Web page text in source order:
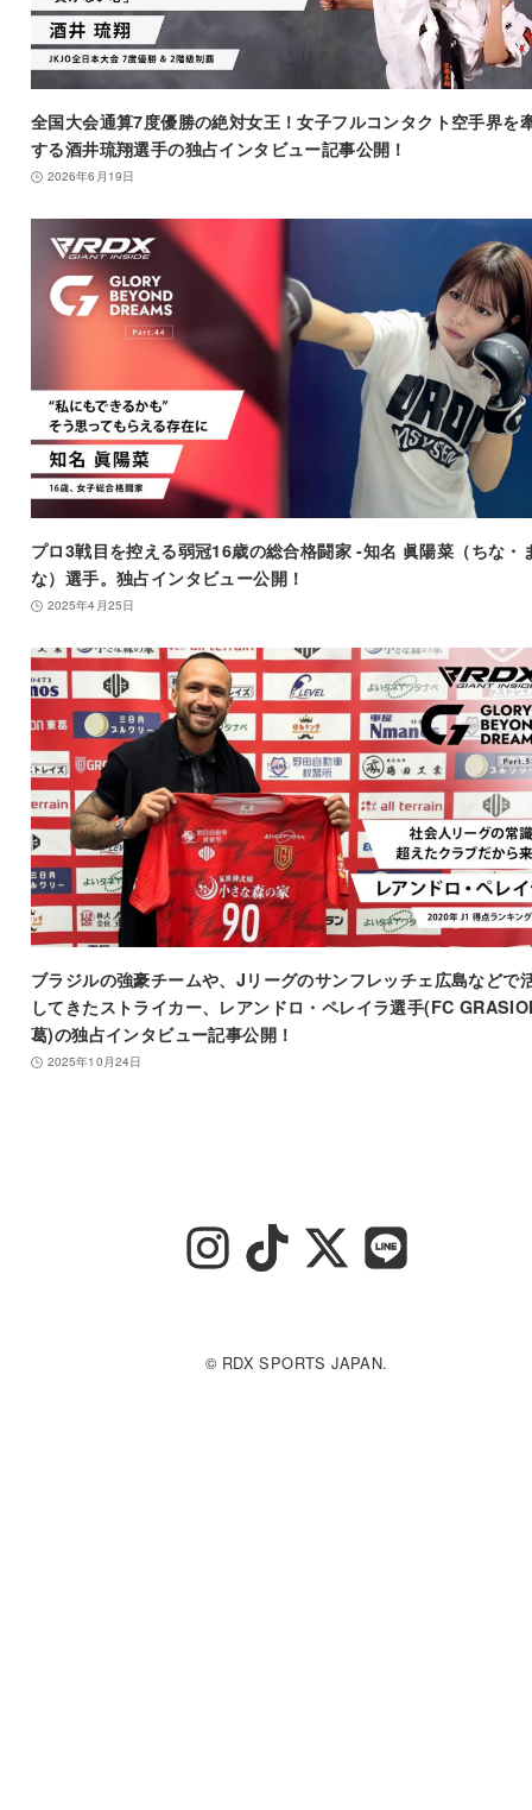
全国大会通算7度優勝の絶対女王！女子フルコンタクト空手界を
する酒井琉翔選手の独占インタビュー記事公開！
2026年6月19日
プロ3戦目を控える弱冠16歳の総合格闘家 -知名 眞陽菜（ちな・
な）選手。独占インタビュー公開！
2025年4月25日
ブラジルの強豪チームや、Jリーグのサンフレッチェ広島などで
してきたストライカー、レアンドロ・ペレイラ選手(FC
葛)の独占インタビュー記事公開！
2025年10月24日
© RDX SPORTS JAPAN.